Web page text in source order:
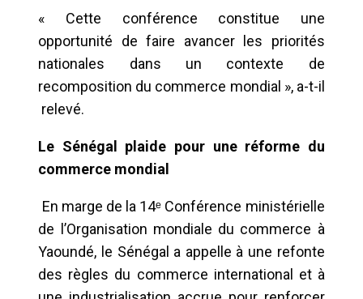
« Cette conférence constitue une
opportunité de faire avancer les priorités
nationales dans un contexte de
recomposition du commerce mondial », a-t-il
relevé.
Le Sénégal plaide pour une réforme du
commerce mondial
En marge de la 14ᵉ Conférence ministérielle
de l’Organisation mondiale du commerce à
Yaoundé, le Sénégal a appelle à une refonte
des règles du commerce international et à